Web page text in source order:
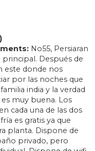
No55, Persiaran
principal. Después de
este donde nos
por las noches que
india y la verdad
muy buena. Los
cada una de las dos
es gratis ya que
planta. Dispone de
privado, pero